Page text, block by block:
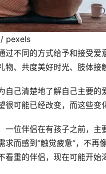
pexels
过不同的方式给予和接受爱
物、共度美好时光、肢体接
自己清楚地了解自己主要
很可能已经改变，而这些变
一位伴侣在有孩子之前，
求而感到”触觉疲惫”，不
看重的伴侣，现在可能开始